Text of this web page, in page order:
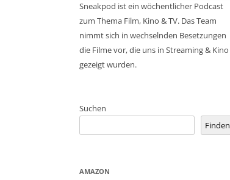
Sneakpod ist ein wöchentlicher Podcast
zum Thema Film, Kino & TV. Das Team
nimmt sich in wechselnden Besetzungen
die Filme vor, die uns in Streaming & Kino
gezeigt wurden.
Suchen
Finden
AMAZON